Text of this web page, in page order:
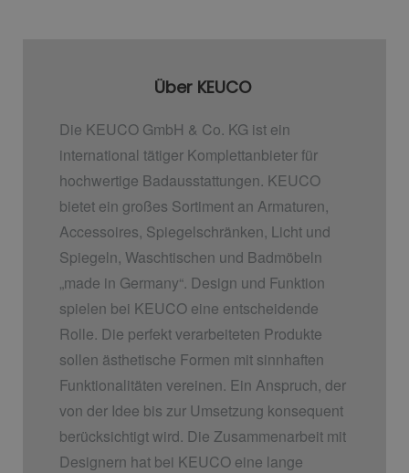
Über KEUCO
Die KEUCO GmbH & Co. KG ist ein
international tätiger Komplettanbieter für
hochwertige Badausstattungen. KEUCO
bietet ein großes Sortiment an Armaturen,
Accessoires, Spiegelschränken, Licht und
Spiegeln, Waschtischen und Badmöbeln
„made in Germany“. Design und Funktion
spielen bei KEUCO eine entscheidende
Rolle. Die perfekt verarbeiteten Produkte
sollen ästhetische Formen mit sinnhaften
Funktionalitäten vereinen. Ein Anspruch, der
von der Idee bis zur Umsetzung konsequent
berücksichtigt wird. Die Zusammenarbeit mit
Designern hat bei KEUCO eine lange